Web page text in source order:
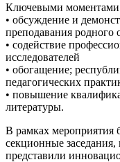
Ключевыми моментами
• обсуждение и
преподавания родного
• содействие
исследователей
• обогащение;
педагогических
• повышение
литературы.
В рамках мероприятия
секционные
представили